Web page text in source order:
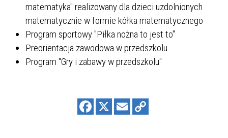
matematyka" realizowany dla dzieci uzdolnionych
matematycznie w formie kółka matematycznego
Program sportowy "Piłka nożna to jest to"
Preorientacja zawodowa w przedszkolu
Program "Gry i zabawy w przedszkolu"